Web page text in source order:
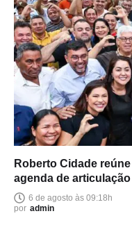
Roberto Cidade
agenda de
6 de agosto às 09:18h
por admin